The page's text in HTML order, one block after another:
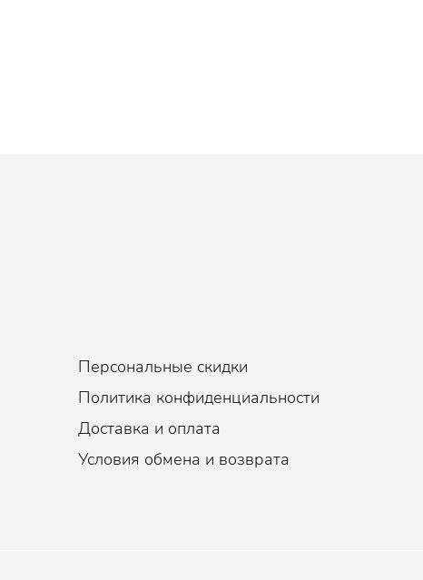
Персональные скидки
Политика конфиденциальности
Доставка и оплата
Условия обмена и возврата